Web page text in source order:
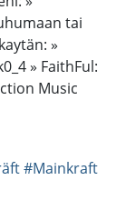
tai
»
» FaithFul:
Music
#Mainkraft